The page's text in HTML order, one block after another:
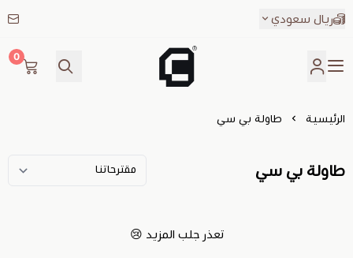
ريال سعودي
CALTPRO
0
الرئيسية طاولة بي سي
طاولة بي سي
تعذر جلب المزيد 😢